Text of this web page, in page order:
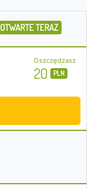
OTWARTE TERAZ
Oszczędzasz
20 PLN